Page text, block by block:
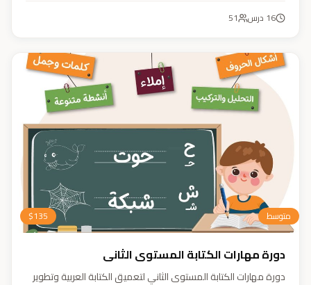
وتربية أبنائنا تربية إيمانية وأخلاقية وعلمية ونفسية واجتماعية.
16 درس 51
متوسط $135
دورة مهارات الكتابة المستوى الثاني
دورة مهارات الكتابة المستوى الثاني لتعميق الكتابة العربية وتطوير